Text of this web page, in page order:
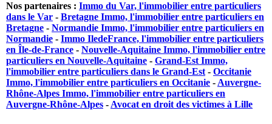
Nos partenaires : Immo du Var, l'immobilier entre particuliers
dans le Var - Bretagne Immo, l'immobilier entre particuliers en
Bretagne - Normandie Immo, l'immobilier entre particuliers en
Normandie - Immo IledeFrance, l'immobilier entre particuliers
en Île-de-France - Nouvelle-Aquitaine Immo, l'immobilier entre
particuliers en Nouvelle-Aquitaine - Grand-Est Immo,
l'immobilier entre particuliers dans le Grand-Est - Occitanie
Immo, l'immobilier entre particuliers en Occitanie - Auvergne-
Rhône-Alpes Immo, l'immobilier entre particuliers en
Auvergne-Rhône-Alpes - Avocat en droit des victimes à Lille